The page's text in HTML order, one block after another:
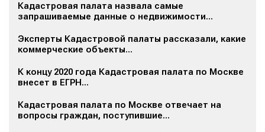
Кадастровая палата назвала самые
запрашиваемые данные о недвижимости...
Эксперты Кадастровой палаты рассказали, какие
коммерческие объекты...
К концу 2020 года Кадастровая палата по Москве
внесет в ЕГРН...
Кадастровая палата по Москве отвечает на
вопросы граждан, поступившие...